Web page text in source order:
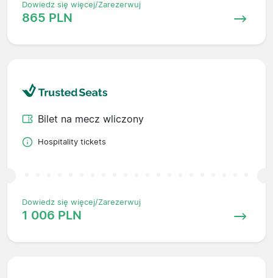
Dowiedz się więcej/Zarezerwuj
865 PLN
Bilet na mecz wliczony
Hospitality tickets
Dowiedz się więcej/Zarezerwuj
1 006 PLN